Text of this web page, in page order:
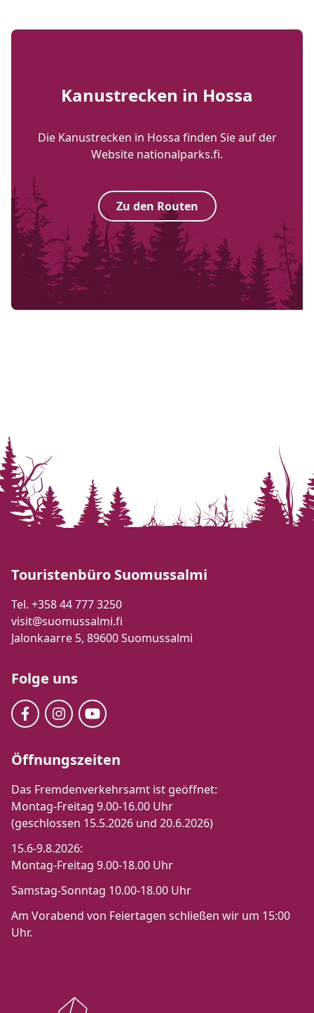
Kanustrecken in Hossa
Die Kanustrecken in Hossa finden Sie auf der
Website nationalparks.fi.
Zu den Routen
Touristenbüro Suomussalmi
Tel. +358 44 777 3250
visit@suomussalmi.fi
Jalonkaarre 5, 89600 Suomussalmi
Folge uns
Öffnungszeiten
Das Fremdenverkehrsamt ist geöffnet:
Montag-Freitag 9.00-16.00 Uhr
(geschlossen 15.5.2026 und 20.6.2026)
15.6-9.8.2026:
Montag-Freitag 9.00-18.00 Uhr
Samstag-Sonntag 10.00-18.00 Uhr
Am Vorabend von Feiertagen schließen wir um 15:00
Uhr.